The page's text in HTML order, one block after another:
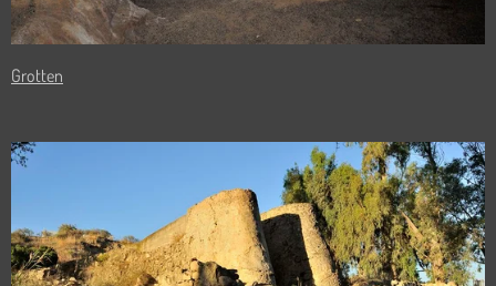
Grotten